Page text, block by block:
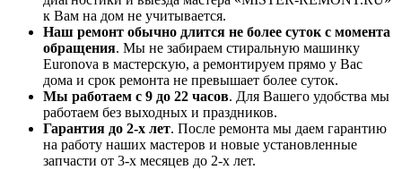
к Вам на дом не учитывается.
Наш ремонт обычно длится не более суток с момента
обращения. Мы не забираем стиральную машинку
Euronova в мастерскую, а ремонтируем прямо у Вас
дома и срок ремонта не превышает более суток.
Мы работаем с 9 до 22 часов. Для Вашего удобства мы
работаем без выходных и праздников.
Гарантия до 2-х лет. После ремонта мы даем гарантию
на работу наших мастеров и новые установленные
запчасти от 3-х месяцев до 2-х лет.